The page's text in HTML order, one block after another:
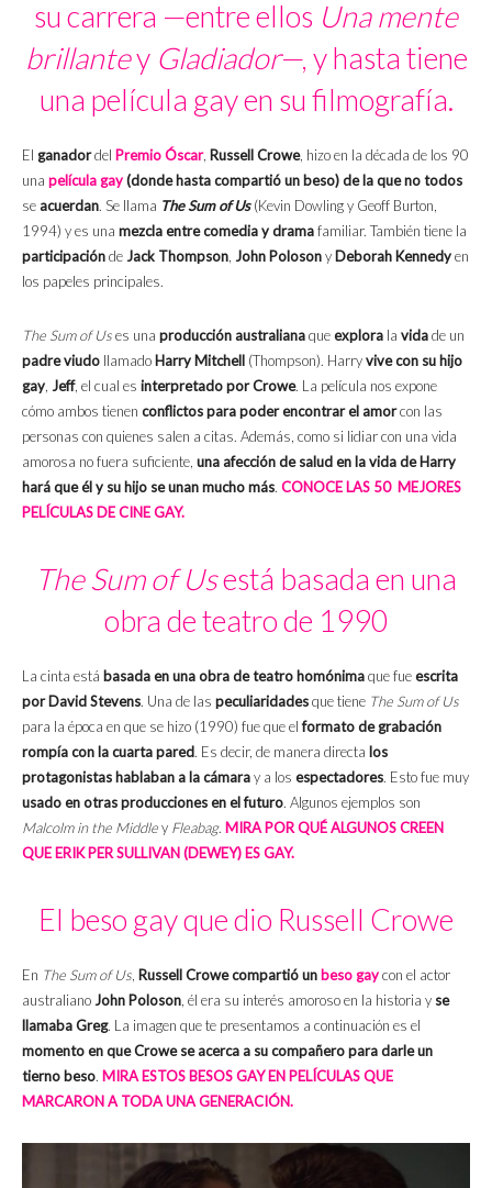
su carrera —entre ellos Una mente
brillantey Gladiador—, y hasta tiene
una película gay en su filmografía.
El ganadordel Premio Óscar, Russell Crowe, hizo en la década de los 90
una película gay(donde hasta compartió un beso) de la que no todos
se acuerdan. Se llama The Sum of Us (Kevin Dowling y Geoff Burton,
1994) y es una mezcla entre comedia y dramafamiliar. También tiene la
participacióndeJack Thompson, John Polosony Deborah Kennedyen
los papeles principales.
The Sum of Uses una producción australianaqueexplora la vidade un
padre viudo llamado Harry Mitchell (Thompson). Harryvive con su hijo
gay, Jeff, el cual es interpretado por Crowe. La película nos expone
cómo ambos tienen conflictos para poder encontrar el amorcon las
personas con quienes salen a citas. Además, como si lidiar con una vida
amorosa no fuera suficiente, una afección de salud en la vida de Harry
hará que él y su hijo se unan mucho más. CONOCE LAS 50 MEJORES
PELÍCULAS DE CINE GAY.
The Sum of Usestá basada en una
obra de teatro de 1990
La cinta está basada en una obra de teatro homónimaque fueescrita
por David Stevens. Una de las peculiaridadesque tiene The Sum of Us
para la época en que se hizo (1990) fue que elformato de grabación
rompía con la cuarta pared. Es decir, de manera directa los
protagonistas hablaban a la cámaray a los espectadores. Esto fue muy
usado en otras producciones en el futuro. Algunos ejemplos son
Malcolm in the Middley Fleabag. MIRA POR QUÉ ALGUNOS CREEN
QUE ERIK PER SULLIVAN (DEWEY) ES GAY.
El beso gay que dio Russell Crowe
En The Sum of Us, Russell Crowe compartió un beso gaycon el actor
australianoJohn Poloson, él era su interés amoroso en la historia y se
llamaba Greg. La imagen que te presentamos a continuación es el
momento en que Crowe se acerca a su compañero para darle un
tierno beso. MIRA ESTOS BESOS GAY EN PELÍCULAS QUE
MARCARON A TODA UNA GENERACIÓN.